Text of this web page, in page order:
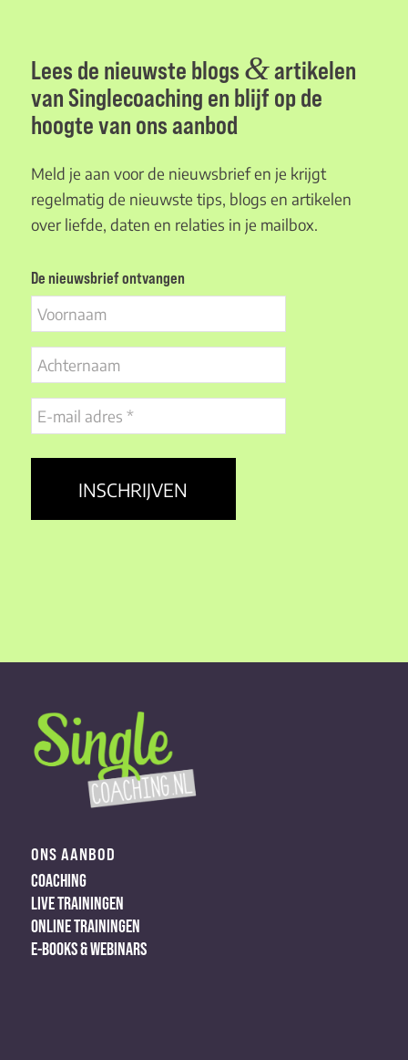
Lees de nieuwste blogs &artikelen
van Singlecoaching en blijf op de
hoogte van ons aanbod
Meld je aan voor de nieuwsbrief en je krijgt
regelmatig de nieuwste tips, blogs en artikelen
over liefde, daten en relaties in je mailbox.
De nieuwsbrief ontvangen
Voornaam
Achternaam
E-
mail
adres
ONS AANBOD
COACHING
LIVE TRAININGEN
ONLINE TRAININGEN
E-BOOKS & WEBINARS